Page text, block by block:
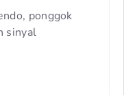
ponggok
sinyal